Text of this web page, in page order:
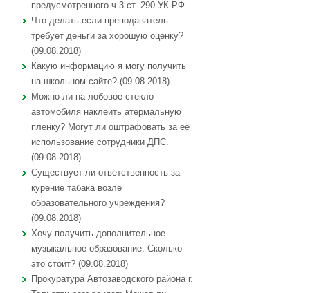
предусмотренного ч.3 ст. 290 УК РФ
Что делать если преподаватель
требует деньги за хорошую оценку?
(09.08.2018)
Какую информацию я могу получить
на школьном сайте? (09.08.2018)
Можно ли на лобовое стекло
автомобиля наклеить атермальную
пленку? Могут ли оштрафовать за её
использование сотрудники ДПС.
(09.08.2018)
Существует ли ответственность за
курение табака возле
образовательного учреждения?
(09.08.2018)
Хочу получить дополнительное
музыкальное образование. Сколько
это стоит? (09.08.2018)
Прокуратура Автозаводского района г.